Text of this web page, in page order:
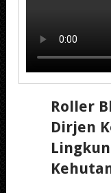
Roller
Dirjen